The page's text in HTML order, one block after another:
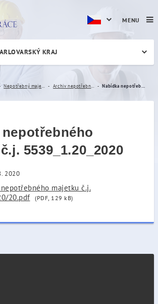
KRAJ
5539_1.20_2020
2020
majetku č.j.
20.pdf
(PDF, 129 kB)
MENU